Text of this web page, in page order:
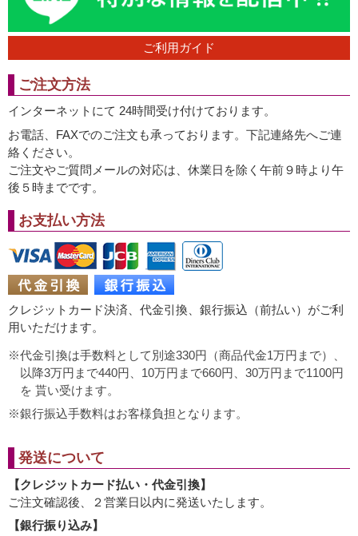
ご利用ガイド
ご注文方法
インターネットにて 24時間受け付けております。
お電話、FAXでのご注文も承っております。下記連絡先へご連
絡ください。
ご注文やご質問メールの対応は、休業日を除く午前９時より午
後５時までです。
お支払い方法
クレジットカード決済、代金引換、銀行振込（前払い）がご利
用いただけます。
代金引換は手数料として別途330円（商品代金1万円まで）、
以降3万円まで440円、10万円まで660円、30万円まで1100円
を 貰い受けます。
銀行振込手数料はお客様負担となります。
発送について
【クレジットカード払い・代金引換】
ご注文確認後、２営業日以内に発送いたします。
【銀行振り込み】